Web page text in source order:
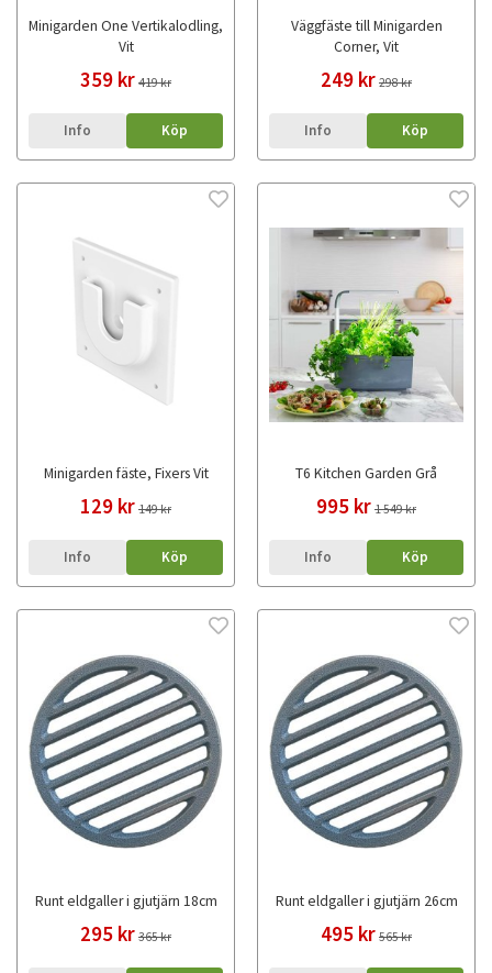
Minigarden One Vertikalodling,
Vit
359 kr 419 kr
Info Köp
Väggfäste till Minigarden
Corner, Vit
249 kr 298 kr
Info Köp
Minigarden fäste, Fixers Vit
129 kr 149 kr
Info Köp
T6 Kitchen Garden Grå
995 kr 1 549 kr
Info Köp
Runt eldgaller i gjutjärn 18cm
295 kr 365 kr
Runt eldgaller i gjutjärn 26cm
495 kr 565 kr